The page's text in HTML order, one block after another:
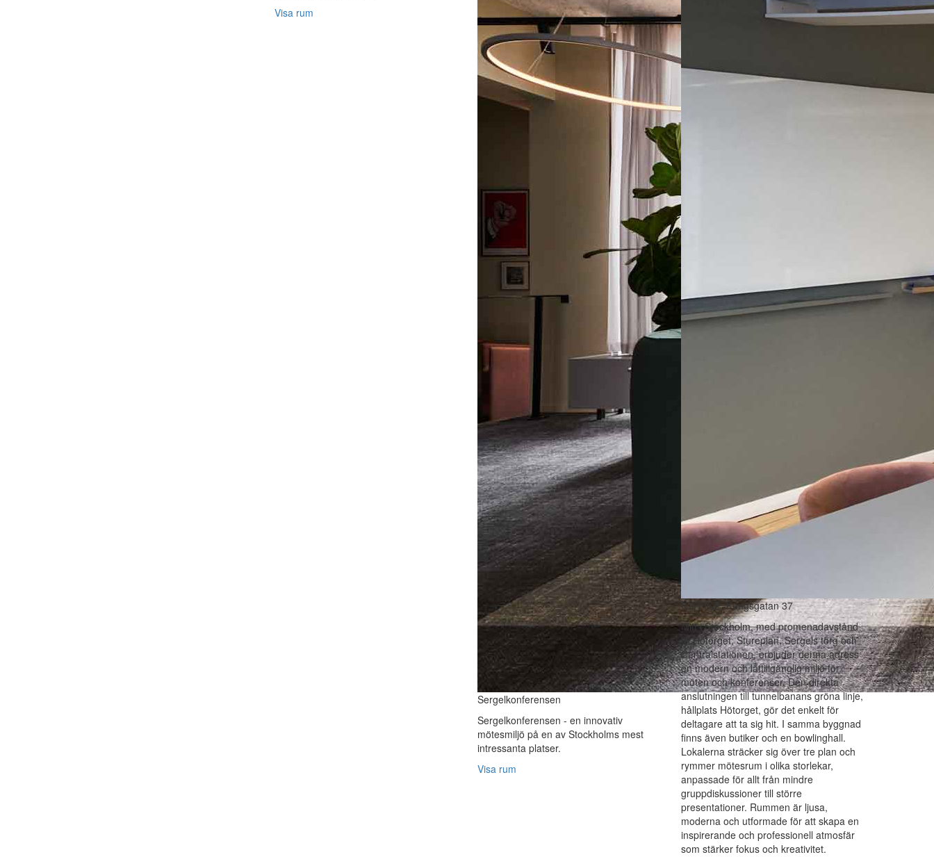
Visa rum
Sergelkonferensen
Sergelkonferensen - en innovativ
mötesmiljö på en av Stockholms mest
intressanta platser.
Visa rum
IOFFICE -Kungsgatan 37
Mitt i Stockholm, med promenadavstånd
till Hötorget, Stureplan, Sergels torg och
Centralstationen, erbjuder denna adress
en modern och lättillgänglig miljö för
möten och konferenser. Den direkta
anslutningen till tunnelbanans gröna linje,
hållplats Hötorget, gör det enkelt för
deltagare att ta sig hit. I samma byggnad
finns även butiker och en bowlinghall.
Lokalerna sträcker sig över tre plan och
rymmer mötesrum i olika storlekar,
anpassade för allt från mindre
gruppdiskussioner till större
presentationer. Rummen är ljusa,
moderna och utformade för att skapa en
inspirerande och professionell atmosfär
som stärker fokus och kreativitet.